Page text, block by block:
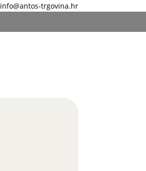
info@antos-trgovina.hr